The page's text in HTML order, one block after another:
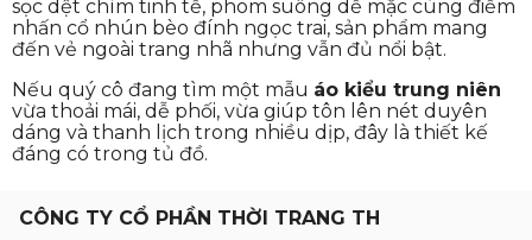
sọc dệt chìm tinh tế, phom suông dễ mặc cùng điểm
nhấn cổ nhún bèo đính ngọc trai, sản phẩm mang
đến vẻ ngoài trang nhã nhưng vẫn đủ nổi bật.
Nếu quý cô đang tìm một mẫu áo kiểu trung niên
vừa thoải mái, dễ phối, vừa giúp tôn lên nét duyên
dáng và thanh lịch trong nhiều dịp, đây là thiết kế
đáng có trong tủ đồ.
CÔNG TY CỔ PHẦN THỜI TRANG TH